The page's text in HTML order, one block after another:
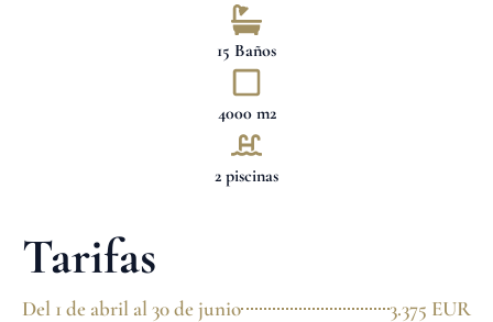
15 Baños
4000 m2
2 piscinas
Tarifas
Del 1 de abril al 30 de junio 3.375 EUR